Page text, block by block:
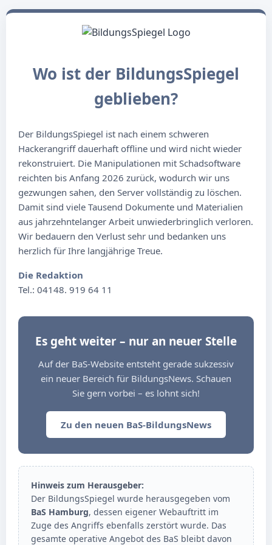
Wo ist der BildungsSpiegel
geblieben?
Der BildungsSpiegel ist nach einem schweren
Hackerangriff dauerhaft offline und wird nicht wieder
rekonstruiert. Die Manipulationen mit Schadsoftware
reichten bis Anfang 2026 zurück, wodurch wir uns
gezwungen sahen, den Server vollständig zu löschen.
Damit sind viele Tausend Dokumente und Materialien
aus jahrzehntelanger Arbeit unwiederbringlich verloren.
Wir bedauern den Verlust sehr und bedanken uns
herzlich für Ihre langjährige Treue.
Die Redaktion
Tel.: 04148. 919 64 11
Es geht weiter – nur an neuer Stelle
Auf der BaS-Website entsteht gerade sukzessiv
ein neuer Bereich für BildungsNews. Schauen
Sie gern vorbei – es lohnt sich!
Zu den neuen BaS-BildungsNews
Hinweis zum Herausgeber:
Der BildungsSpiegel wurde herausgegeben vom
BaS Hamburg, dessen eigener Webauftritt im
Zuge des Angriffs ebenfalls zerstört wurde. Das
gesamte operative Angebot des BaS bleibt davon